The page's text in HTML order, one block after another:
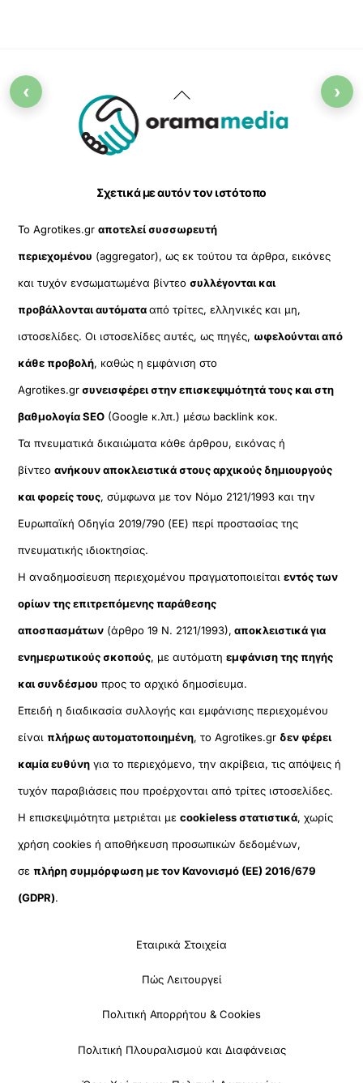
Back
To
Σχετικά με αυτόν τον ιστότοπο
Το Agrotikes.grαποτελεί συσσωρευτή
περιεχομένου (aggregator), ως εκ τούτου τα άρθρα, εικόνες
και τυχόν ενσωματωμένα βίντεοσυλλέγονται και
προβάλλονται αυτόματααπό τρίτες, ελληνικές και μη,
ιστοσελίδες. Οι ιστοσελίδες αυτές, ως πηγές, ωφελούνται από
κάθε προβολή, καθώς η εμφάνιση στο
Agrotikes.grσυνεισφέρει στην επισκεψιμότητά τους και στη
βαθμολογία SEO (Google κ.λπ.) μέσω backlink κοκ.
Τα πνευματικά δικαιώματα κάθε άρθρου, εικόνας ή
βίντεοανήκουν αποκλειστικά στους αρχικούς δημιουργούς
και φορείς τους, σύμφωνα με τον Νόμο 2121/1993 και την
Ευρωπαϊκή Οδηγία 2019/790 (ΕΕ) περί προστασίας της
πνευματικής ιδιοκτησίας.
Η αναδημοσίευση περιεχομένου πραγματοποιείταιεντός των
ορίων της επιτρεπόμενης παράθεσης
αποσπασμάτων (άρθρο 19 Ν. 2121/1993), αποκλειστικά για
ενημερωτικούς σκοπούς, με αυτόματηεμφάνιση της πηγής
και συνδέσμου προς το αρχικό δημοσίευμα.
Επειδή η διαδικασία συλλογής και εμφάνισης περιεχομένου
είναιπλήρως αυτοματοποιημένη, το Agrotikes.gr δεν φέρει
καμία ευθύνη για το περιεχόμενο, την ακρίβεια, τις απόψεις ή
τυχόν παραβιάσεις που προέρχονται από τρίτες ιστοσελίδες.
Η επισκεψιμότητα μετριέται μεcookieless στατιστικά, χωρίς
χρήση cookies ή αποθήκευση προσωπικών δεδομένων,
σεπλήρη συμμόρφωση με τον Κανονισμό (ΕΕ) 2016/679
(GDPR).
Εταιρικά Στοιχεία
Πώς Λειτουργεί
Πολιτική Απορρήτου & Cookies
Πολιτική Πλουραλισμού και Διαφάνειας
‹ ›